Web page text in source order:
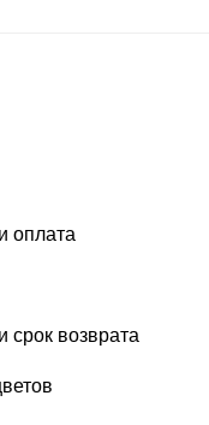
оплата
срок возврата